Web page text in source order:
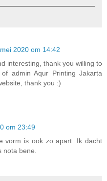
2020 om 14:42
interesting, thank you willing to
admin Aqur Printing Jakarta
thank you :)
om 23:49
vorm is ook zo apart. Ik dacht
bene.